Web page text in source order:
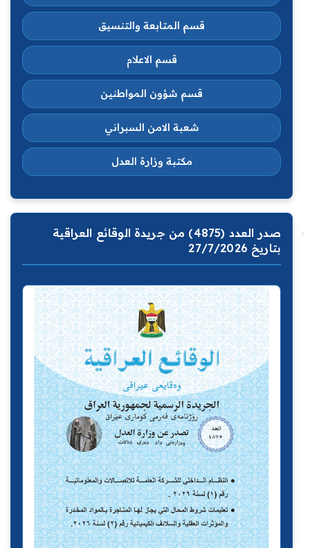
قسم المتابعة والتنسيق
قسم الاعلام
قسم شؤون المواطنين
شعبة الامن السبراني
مكتبة وزارة العدل
صدر العدد (4875) من جريدة الوقائع العراقية
بتاريخ 27/7/2026